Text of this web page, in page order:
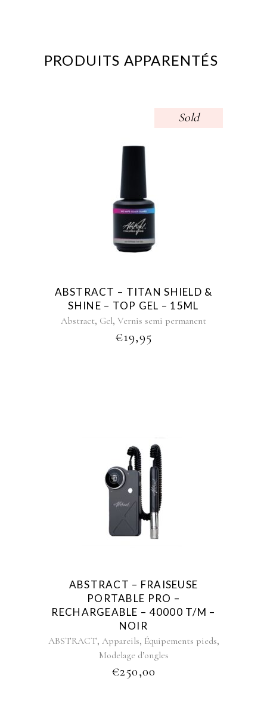
PRODUITS APPARENTÉS
Sold
ABSTRACT – TITAN SHIELD &
SHINE – TOP GEL – 15ML
Abstract, Gel, Vernis semi permanent
€19,95
ABSTRACT – FRAISEUSE
PORTABLE PRO –
RECHARGEABLE – 40000 T/M –
NOIR
ABSTRACT, Appareils, Équipements pieds,
Modelage d’ongles
€250,00